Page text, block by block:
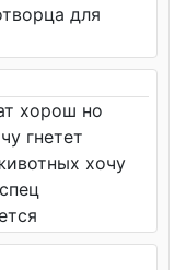
для
хорош но
гнетет
хочу